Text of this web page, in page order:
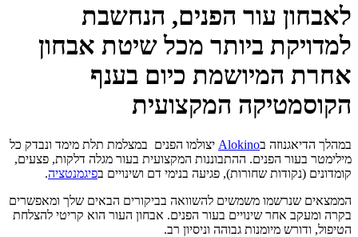
לאבחון עור הפנים, הנחשבת
למדויקת ביותר מכל שיטת אבחון
אחרת המיושמת כיום בענף
הקוסמטיקה המקצועית
במהלך הדיאגנוזה בAlokino יצולמו הפנים במצלמת תלת מימד ונבדק כל
מילימטר בעור הפנים. ההתבוננות המקצועית בעור מגלה דלקות, פצעים,
קומדונים (נקודות שחורות), פגיעה בנימי דם ושינויים בפיגמנטציה.
הממצאים שנרשמו משמשים להשוואה בביקורים הבאים שלך ומאפשרים
בקרה ומעקב אחר שינויים בעור הפנים. אבחון העור הוא קריטי להצלחת
הטיפול, ודורש מיומנות גבוהה וניסיון רב.